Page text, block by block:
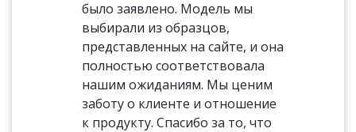
было заявлено. Модель мы
выбирали из образцов,
представленных на сайте, и она
полностью соответствовала
нашим ожиданиям. Мы ценим
заботу о клиенте и отношение
к продукту. Спасибо за то, что